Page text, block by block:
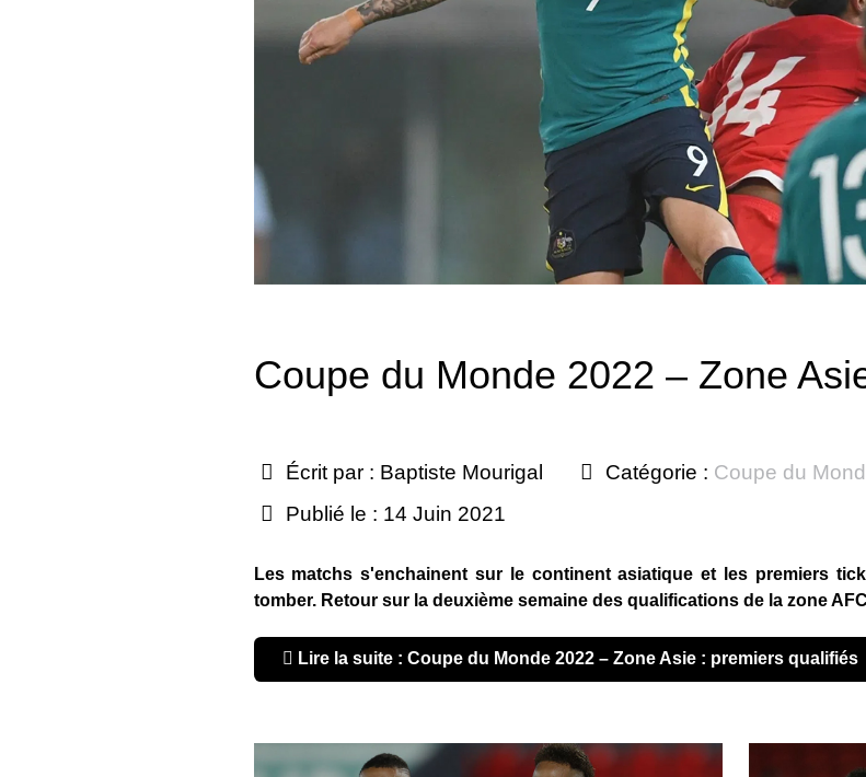
Coupe du Monde 2022 – Zone
Écrit par : Baptiste Mourigal Catégorie : Coupe du
Publié le : 14 Juin 2021
Les matchs s'enchainent sur le continent asiatique et les premiers
tomber. Retour sur la deuxième semaine des qualifications de la zone
Lire la suite : Coupe du Monde 2022 – Zone Asie : premiers qualifiés